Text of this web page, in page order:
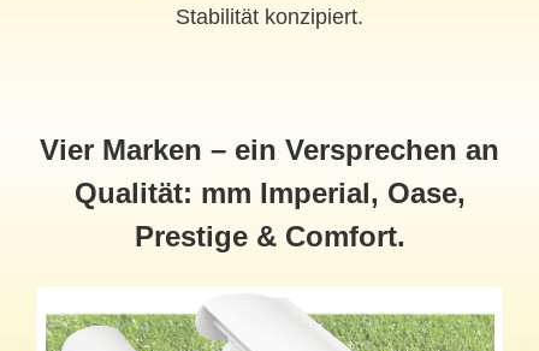
Stabilität konzipiert.
Vier Marken – ein Versprechen an
Qualität: mm Imperial, Oase,
Prestige & Comfort.